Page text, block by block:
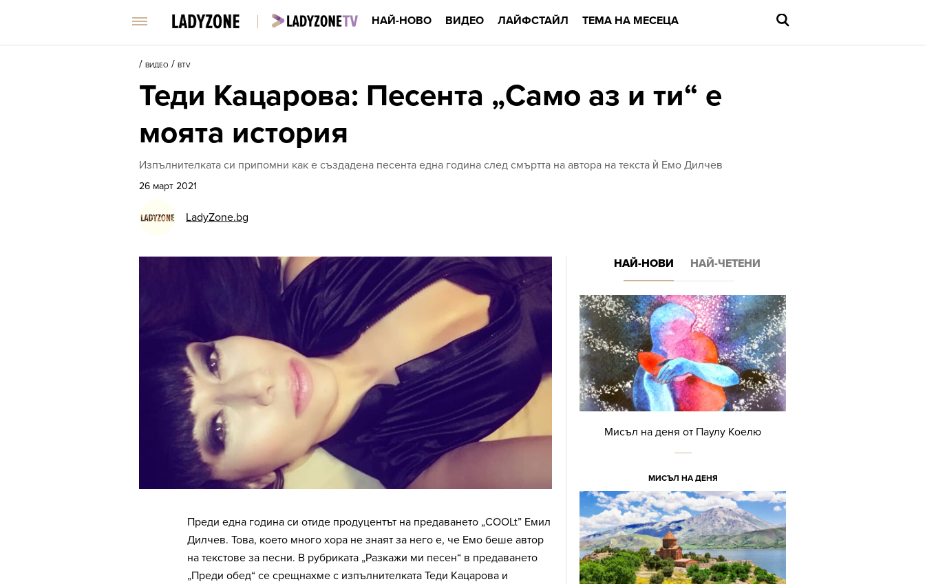
НАЙ-НОВО ВИДЕО ЛАЙФСТАЙЛ ТЕМА НА МЕСЕЦА
/ ВИДЕО / BTV
Теди Кацарова: Песента „Само аз и ти“ е
моята история
Изпълнителката си припомни как е създадена песента една година след смъртта на автора на текста ѝ Емо Дилчев
26 март 2021
LadyZone.bg
Преди една година си отиде продуцентът на предаването „COOLt” Емил
Дилчев. Това, което много хора не знаят за него е, че Емо беше автор
на текстове за песни. В рубриката „Разкажи ми песен“ в предаването
„Преди обед“ се срещнахме с изпълнителката Теди Кацарова и
НАЙ-НОВИ НАЙ-ЧЕТЕНИ
Мисъл на деня от Паулу Коелю
МИСЪЛ НА ДЕНЯ